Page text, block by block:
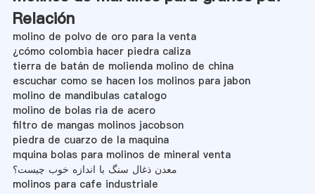
Relación
molino de polvo de oro para la venta
¿cómo colombia hacer piedra caliza
tierra de batán de molienda molino de china
escuchar como se hacen los molinos para jabon
molino de mandibulas catalogo
molino de bolas ria de acero
filtro de mangas molinos jacobson
piedra de cuarzo de la maquina
mquina bolas para molinos de mineral venta
معدن ذغال سنگ با اندازه خوب چیست؟
molinos para cafe industriale